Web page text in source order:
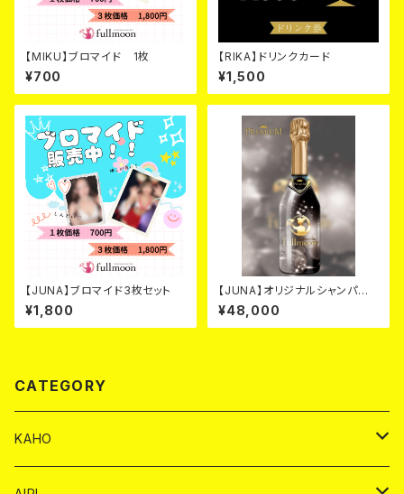
【MIKU】ブロマイド 1枚
¥700
【RIKA】ドリンクカード
¥1,500
【JUNA】ブロマイド3枚セット
¥1,800
【JUNA】オリジナルシャンパ
ン ブラック カード
¥48,000
CATEGORY
KAHO